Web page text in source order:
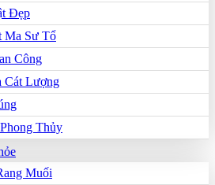
Đẹp
Ma Sư Tổ
Công
Cát Lượng
Thủy
Muối